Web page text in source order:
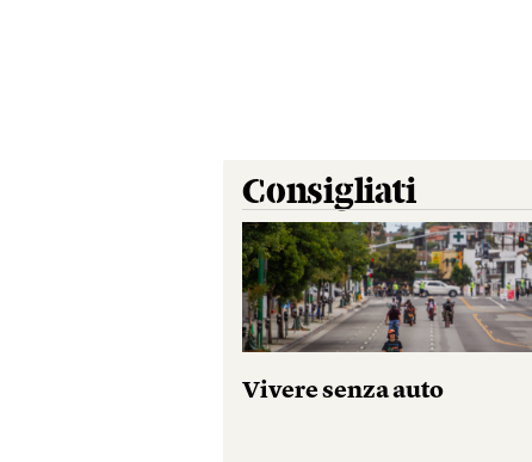
Consigliati
Vivere senza auto